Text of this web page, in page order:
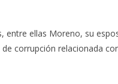
entre ellas Moreno, su
corrupción relacionada